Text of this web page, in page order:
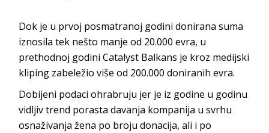
Dok je u prvoj posmatranoj godini donirana suma
iznosila tek nešto manje od 20.000 evra, u
prethodnoj godini Catalyst Balkans je kroz medijski
kliping zabeležio više od 200.000 doniranih evra.
Dobijeni podaci ohrabruju jer je iz godine u godinu
vidljiv trend porasta davanja kompanija u svrhu
osnaživanja žena po broju donacija, ali i po